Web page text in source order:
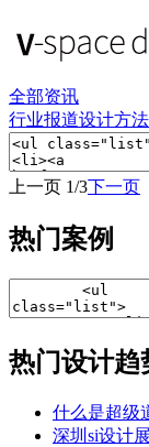
全部资讯
行业报道设计方法
上一页 1/3下一页
热门案例
热门设计趋
什么是超级
深圳si设计